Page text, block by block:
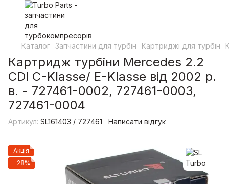
Каталог Запчастини для турбін Картриджі для турбін
Картридж турбіни Mercedes 2.2
CDI C-Klasse/ E-Klasse від 2002 р.
в. - 727461-0002, 727461-0003,
727461-0004
Артикул: SL161403 / 727461 Написати відгук
Акція
−28%